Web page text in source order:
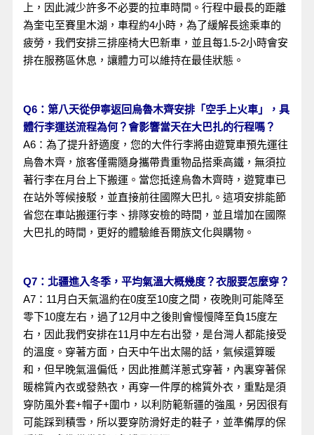
上，因此減少許多不必要的拉車時間。行程中最長的距離
為奎屯至賽里木湖，車程約4小時，為了緩解長途乘車的
疲勞，我們安排三排座椅大巴新車，並且每1.5-2小時會安
排在服務區休息，讓體力可以維持在最佳狀態。
Q6：第八天從伊寧返回烏魯木齊安排「空手上火車」，具
體行李運送流程為何？會影響當天在大巴扎的行程嗎？
A6：為了提升舒適度，您的大件行李將由遊覽車預先運往
烏魯木齊，旅客僅需隨身攜帶貴重物品搭乘高鐵，無須拉
著行李在月台上下搬運。當您抵達烏魯木齊時，遊覽車已
在站外等候接駁，並直接前往國際大巴扎。這項安排能節
省您在車站搬運行李、排隊安檢的時間，並且增加在國際
大巴扎的時間，更好的體驗維吾爾族文化與購物。
Q7：北疆進入冬季，平均氣溫大概幾度？衣服要怎麼穿？
A7：11月白天氣溫約在0度至10度之間，夜晚則可能降至
零下10度左右，過了12月中之後則會慢慢降至負15度左
右，因此我們安排在11月中左右出發，是台灣人都能接受
的溫度。穿著方面，白天中午出太陽的話，氣候還算暖
和，但早晚氣溫偏低，因此推薦洋蔥式穿著，內裏穿著保
暖棉質內衣或發熱衣，再穿一件厚的棉質外衣，重點是須
穿防風外套+帽子+圍巾，以利防範新疆的強風，另因很有
可能踩到積雪，所以要穿防滑好走的鞋子，並準備厚的保